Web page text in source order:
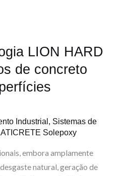
LION HARD
de concreto
Industrial , Sistemas de
Solepoxy
embora amplamente
natural, geração de